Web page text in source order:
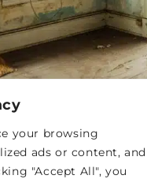
your browsing
ads or content, and
"Accept All", you